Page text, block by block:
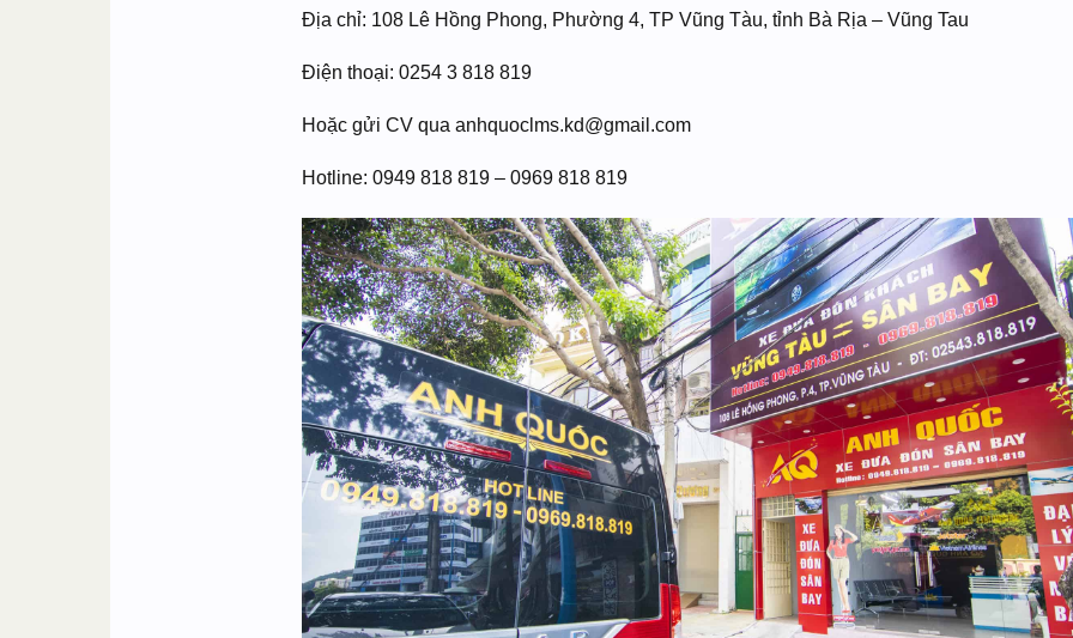
Địa chỉ: 108 Lê Hồng Phong, Phường 4, TP Vũng Tàu, tỉnh Bà Rịa – Vũng Tau
Điện thoại: 0254 3 818 819
Hoặc gửi CV qua anhquoclms.kd@gmail.com
Hotline: 0949 818 819 – 0969 818 819